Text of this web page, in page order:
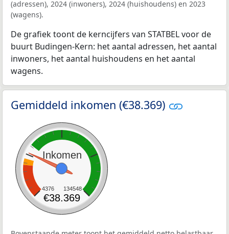
(adressen), 2024 (inwoners), 2024 (huishoudens) en 2023
(wagens).
De grafiek toont de kerncijfers van STATBEL voor de
buurt Budingen-Kern: het aantal adressen, het aantal
inwoners, het aantal huishoudens en het aantal
wagens.
Gemiddeld inkomen (€38.369)
Inkomen
4376 134548
€38.369